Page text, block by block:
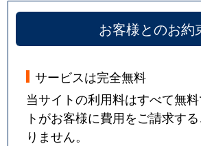
お客様とのお約
サービスは完全無料
当サイトの利用料はすべて無
トがお客様に費用をご請求す
りません。